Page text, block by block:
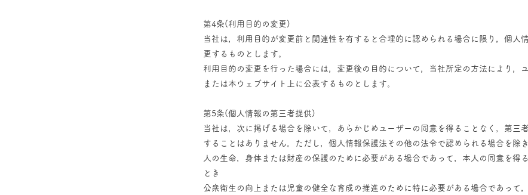
第4条(利用目的の変更)
当社は，利用目的が変更前と関連性を有すると合理的に認められる場合に限り，個人
更するものとします。
利用目的の変更を行った場合には，変更後の目的について，当社所定の方法により，
または本ウェブサイト上に公表するものとします。
第5条(個人情報の第三者提供)
当社は，次に掲げる場合を除いて，あらかじめユーザーの同意を得ることなく，第三
することはありません。ただし，個人情報保護法その他の法令で認められる場合を除き
人の生命，身体または財産の保護のために必要がある場合であって，本人の同意を得
とき
公衆衛生の向上または児童の健全な育成の推進のために特に必要がある場合であって